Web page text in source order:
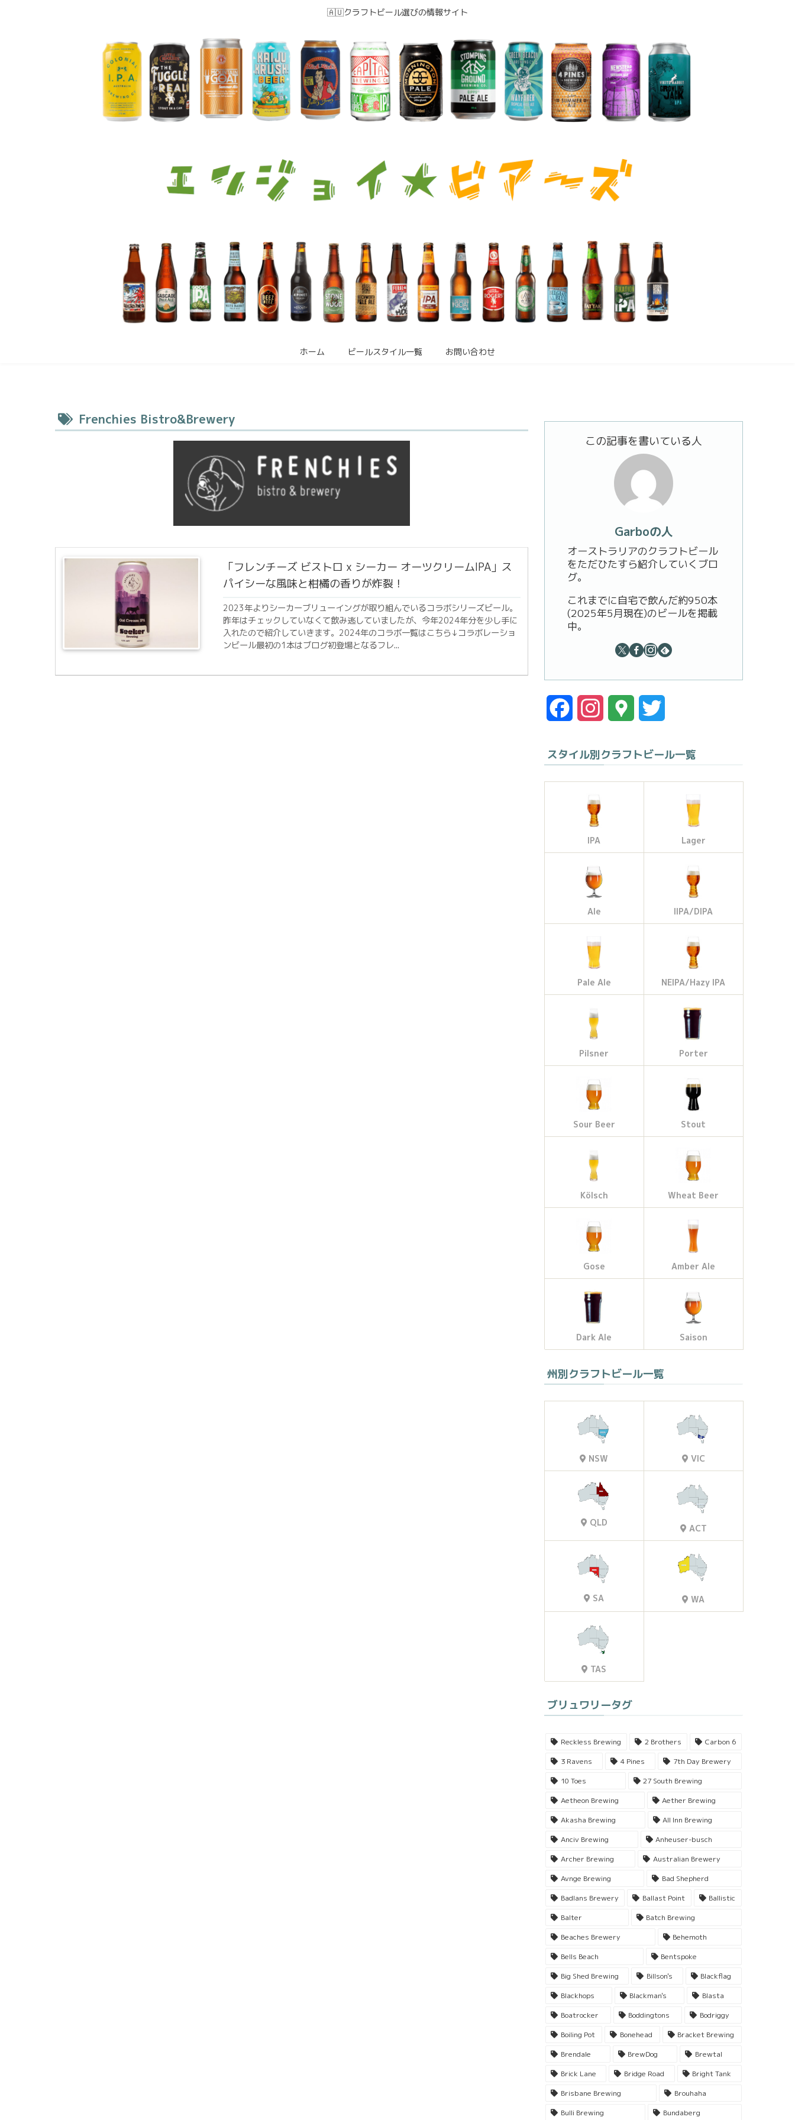
🇦🇺クラフトビール選びの情報サイト
ホーム ビールスタイル一覧 お問い合わせ
Frenchies Bistro&Brewery
「フレンチーズ ビストロ x シーカー オーツクリームIPA」ス
パイシーな風味と柑橘の香りが炸裂！
2023年よりシーカーブリューイングが取り組んでいるコラボシリーズビール。
昨年はチェックしていなくて飲み逃していましたが、今年2024年分を少し手に
入れたので紹介していきます。2024年のコラボ一覧はこちら↓コラボレーショ
ンビール最初の1本はブログ初登場となるフレ...
この記事を書いている人
Garboの人
オーストラリアのクラフトビール
をただひたすら紹介していくブロ
グ。
これまでに自宅で飲んだ約950本
(2025年5月現在)のビールを掲載
中。
c
e
s
t
o
g
i
t
スタイル別クラフトビール一覧
IPA Lager
Ale IIPA/DIPA
Pale Ale NEIPA/Hazy IPA
Pilsner Porter
Sour Beer Stout
Kölsch Wheat Beer
Gose Amber Ale
Dark Ale Saison
州別クラフトビール一覧
NSW VIC
QLD ACT
SA WA
TAS
ブリュワリータグ
Reckless Brewing 2 Brothers
Carbon 6
3 Ravens
4 Pines
7th Day Brewery
10 Toes
27 South Brewing
Aetheon Brewing
Aether Brewing
Akasha Brewing
All Inn Brewing
Anciv Brewing
Anheuser-busch
Archer Brewing
Australian Brewery
Avnge Brewing
Bad Shepherd
Badlans Brewery
Ballast Point
Ballistic
Balter
Batch Brewing
Beaches Brewery
Behemoth
Bells Beach
Bentspoke
Big Shed Brewing
Billson's
Blackflag
Blackhops
Blackman's
Blasta
Boatrocker
Boddingtons
Bodriggy
Boiling Pot
Bonehead
Bracket Brewing
Brendale
BrewDog
Brewtal
Brick Lane
Bridge Road
Bright Tank
Brisbane Brewing
Brouhaha
Bulli Brewing
Bundaberg